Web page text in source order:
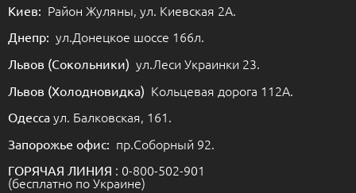
Киев: Район Жуляны, ул. Киевская 2А.
Днепр: ул.Донецкое шоссе 166л.
Львов (Сокольники) ул.Леси Украинки 23.
Львов (Холодновидка) Кольцевая дорога 112А.
Одесса ул. Балковская, 161.
Запорожье офис: пр.Соборный 92.
ГОРЯЧАЯ ЛИНИЯ : 0-800-502-901
(бесплатно по Украине)